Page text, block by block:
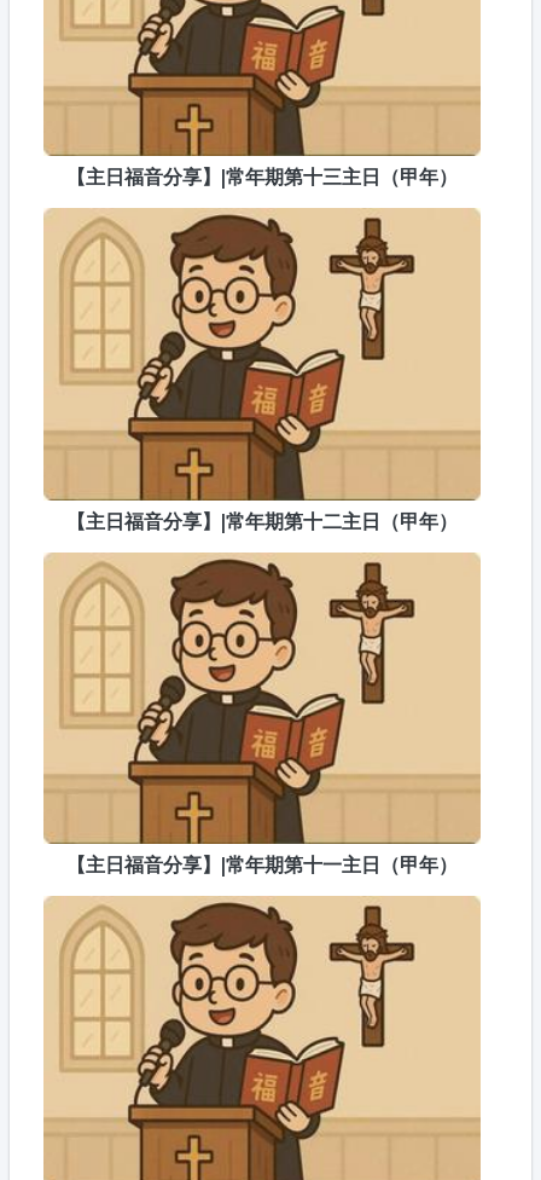
【主日福音分享】|常年期第十三主日（甲年）
【主日福音分享】|常年期第十二主日（甲年）
【主日福音分享】|常年期第十一主日（甲年）